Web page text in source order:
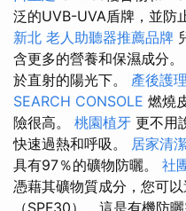
泛的UVB-UVA盾牌，並防
新北 老人助聽器推薦品牌
含更多的營養和保濕成分
於直射的陽光下。 產後護理
SEARCH CONSOLE 燃燒
險很高。 桃園植牙 更不用
快速過熱和呼吸。 居家清
具有97％的礦物防曬。 社
憑藉其礦物質成分，您可
（SPF30），這是有機防